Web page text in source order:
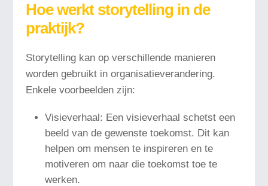
Hoe werkt storytelling in de
praktijk?
Storytelling kan op verschillende manieren
worden gebruikt in organisatieverandering.
Enkele voorbeelden zijn:
Visieverhaal: Een visieverhaal schetst een
beeld van de gewenste toekomst. Dit kan
helpen om mensen te inspireren en te
motiveren om naar die toekomst toe te
werken.